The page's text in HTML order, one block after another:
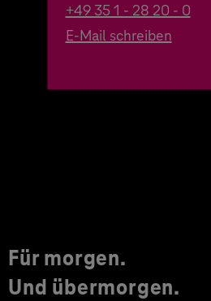
+49 35 1 - 28 20 - 0
E-Mail schreiben
Für morgen.
Und übermorgen.